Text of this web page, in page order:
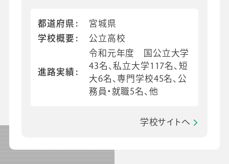
都道府県
宮城県
学校概要
公立高校
進路実績
令和元年度 国公立大学
43名、私立大学117名、短
大6名、専門学校45名、公
務員・就職5名、他
学校サイトへ